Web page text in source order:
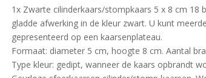
1x Zwarte cilinderkaars/stompkaars 5 x 8 cm 18
gladde afwerking in de kleur zwart. U kunt
gepresenteerd op een kaarsenplateau.
Formaat: diameter 5 cm, hoogte 8 cm. Aantal
Type kleur: gedipt, wanneer de kaars opbrandt